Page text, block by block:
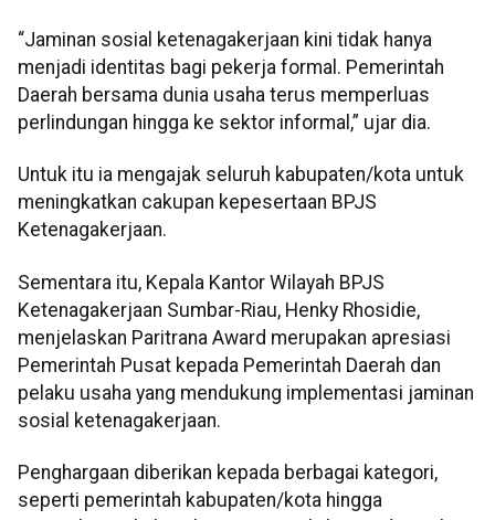
“Jaminan sosial ketenagakerjaan kini tidak hanya
menjadi identitas bagi pekerja formal. Pemerintah
Daerah bersama dunia usaha terus memperluas
perlindungan hingga ke sektor informal,” ujar dia.
Untuk itu ia mengajak seluruh kabupaten/kota untuk
meningkatkan cakupan kepesertaan BPJS
Ketenagakerjaan.
Sementara itu, Kepala Kantor Wilayah BPJS
Ketenagakerjaan Sumbar-Riau, Henky Rhosidie,
menjelaskan Paritrana Award merupakan apresiasi
Pemerintah Pusat kepada Pemerintah Daerah dan
pelaku usaha yang mendukung implementasi jaminan
sosial ketenagakerjaan.
Penghargaan diberikan kepada berbagai kategori,
seperti pemerintah kabupaten/kota hingga